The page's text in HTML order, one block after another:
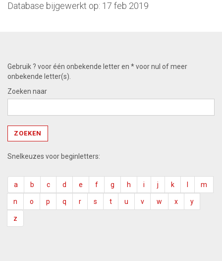
Database bijgewerkt op: 17 feb 2019
Gebruik ? voor één onbekende letter en * voor nul of meer
onbekende letter(s).
Zoeken naar
Snelkeuzes voor beginletters:
a b c d e f g h i j k m
n o p q r s t u v w x y
z